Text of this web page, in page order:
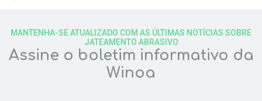
Assine o boletim informativo da
Winoa
MANTENHA-SE ATUALIZADO COM AS ÚLTIMAS NOTÍCIAS SOBRE
JATEAMENTO ABRASIVO